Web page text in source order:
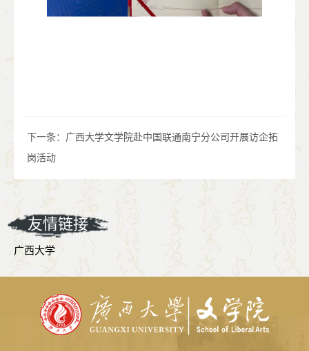
（非专业组三等奖证书、奖金及礼品）
下一条： 广西大学文学院赴中国联通南宁分公司开展访企拓
岗活动
友情链接
广西大学